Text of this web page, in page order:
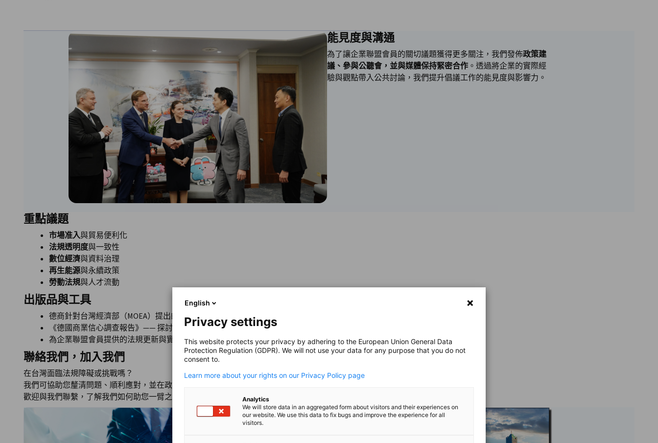
除了集體政策倡議外，我們也為企業聯盟會員提供個別案件的協助。協助範圍涵蓋市場准入與產品認
證諮詢、海關程序、稅務議題及各產業特定法規
我們的目標是協助您高效應對挑戰，讓您能專注於業務成長與發展。
能見度與溝通
為了讓企業聯盟會員的關切議題獲得更多關注，我們發佈政策建
議、參與公聽會，並與媒體保持緊密合作 。透過將企業的實際經
驗與觀點帶入公共討論，我們提升倡議工作的能見度與影響力。
重點議題
市場准入與貿易便利化
法規透明度與一致性
數位經濟與資料治理
再生能源與永續政策
勞動法規與人才流動
出版品與工具
德商針對台灣經濟部（MOEA）提出的政策建議
《德國商業信心調查報告》—— 探討德商在台經營的觀點與挑戰
為企業聯盟會員提供的法規更新與實務指南
聯絡我們，加入我們
在台灣面臨法規障礙或挑戰嗎？
我們可協助您釐清問題、順利應對，並在政策倡議上提供實際支援。
歡迎與我們聯繫，了解我們如何助您一臂之力。
English
Privacy settings
This website protects your privacy by adhering to the European Union General Data
Protection Regulation (GDPR). We will not use your data for any purpose that you do not
consent to.
Learn more about your rights on our Privacy Policy page
Analytics
We will store data in an aggregated form about visitors and their experiences on
our website. We use this data to fix bugs and improve the experience for all
visitors.